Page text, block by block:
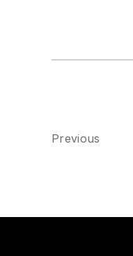
Previous